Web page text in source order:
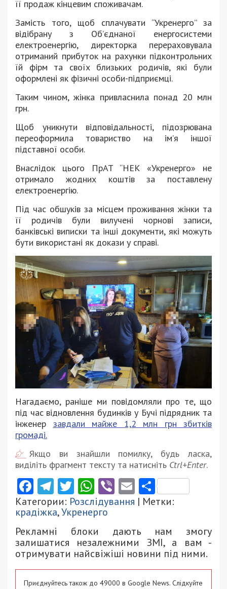
її продаж кінцевим споживачам.
Замість того, щоб сплачувати “Укренерго” за
відібрану з Об’єднаної енергосистеми
електроенергію, директорка перераховувала
отриманий прибуток на рахунки підконтрольних
їй фірм та своїх близьких родичів, які були
оформлені як фізичні особи-підприємці.
Таким чином, жінка привласнила понад 20 млн
грн.
Щоб уникнути відповідальності, підозрювана
переоформила товариство на ім’я іншої
підставної особи.
Внаслідок цього ПрАТ “НЕК «Укренерго» не
отримало жодних коштів за поставлену
електроенергію.
Під час обшуків за місцем проживання жінки та
її родичів були вилучені чорнові записи,
банківські виписки та інші документи, які можуть
бути використані як докази у справі.
Нагадаємо, раніше ми повідомляли про те, що
під час відновлення будинків у Бучі підрядник та
інженер завдали майже 1,2 млн грн збитків
громаді.
Якщо ви знайшли помилку, будь ласка,
виділіть фрагмент тексту та натисніть Ctrl+Enter.
Facebook
Telegram
Twitter
WhatsApp
ViberEmail
Категории: Розслідування | Метки:
крадіжка,Укренерго
Рекламні блоки дають нам змогу
залишатися незалежними ЗМІ, а вам -
отримувати найсвіжіші новини під ними.
Приєднуйтесь також до 49000 в Google News. Слідкуйте